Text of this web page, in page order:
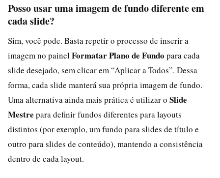
Posso usar uma imagem de fundo diferente em
cada slide?
Sim, você pode. Basta repetir o processo de inserir a
imagem no painel Formatar Plano de Fundo para cada
slide desejado, sem clicar em “Aplicar a Todos”. Dessa
forma, cada slide manterá sua própria imagem de fundo.
Uma alternativa ainda mais prática é utilizar o Slide
Mestre para definir fundos diferentes para layouts
distintos (por exemplo, um fundo para slides de título e
outro para slides de conteúdo), mantendo a consistência
dentro de cada layout.